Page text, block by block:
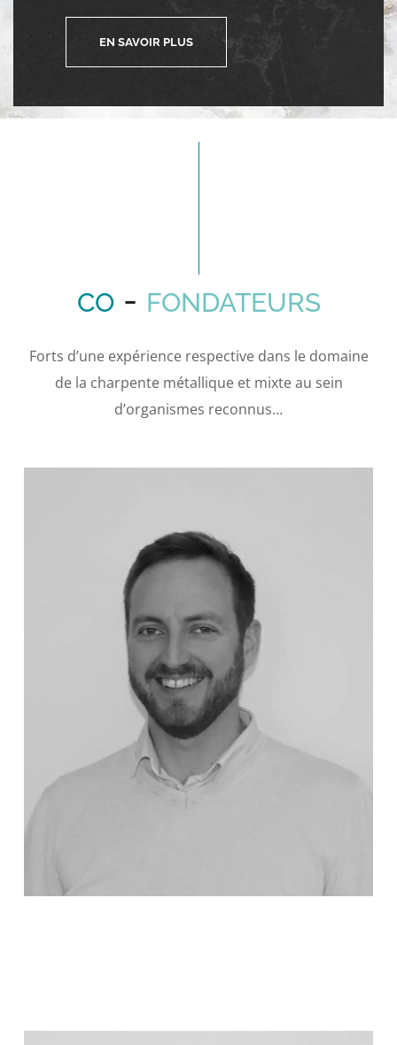
EN SAVOIR PLUS
CO - FONDATEURS
Forts d’une expérience respective dans le domaine
de la charpente métallique et mixte au sein
d’organismes reconnus…